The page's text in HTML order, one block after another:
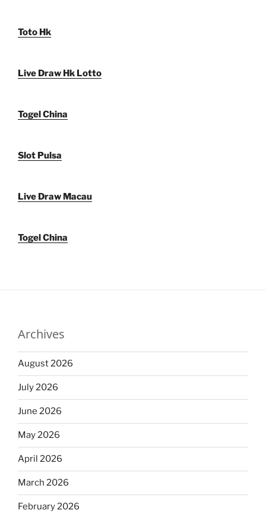
Toto Hk
Live Draw Hk Lotto
Togel China
Slot Pulsa
Live Draw Macau
Togel China
Archives
August 2026
July 2026
June 2026
May 2026
April 2026
March 2026
February 2026